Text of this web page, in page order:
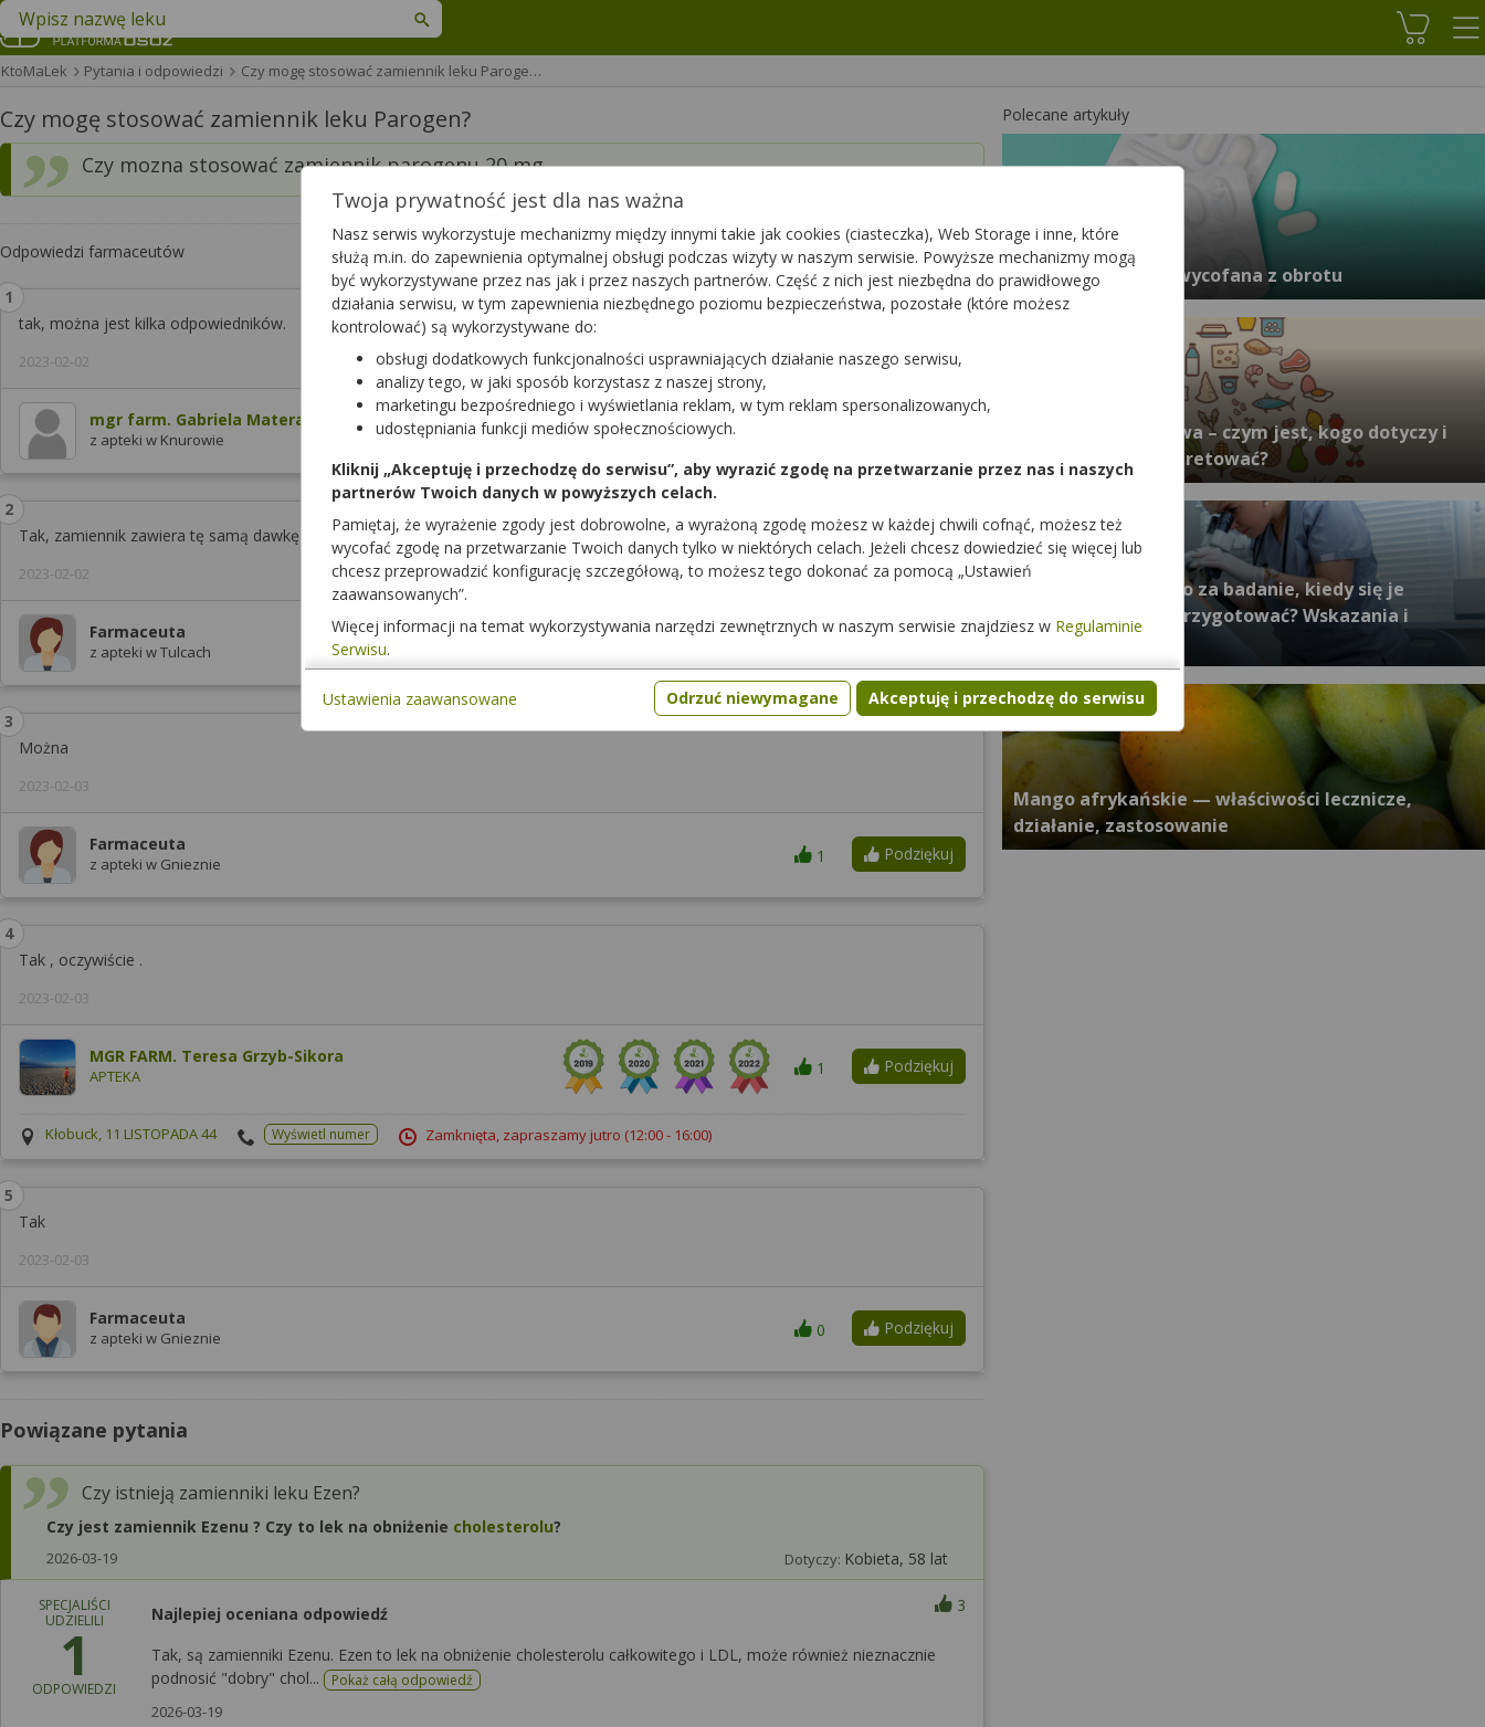
Koszyk
Znajdź lek w swojej okolicy
KtoMaLek Pytania i odpowiedzi Czy mogę stosować zamiennik leku Paroge…
Czy mogę stosować zamiennik leku Parogen?
Czy mozna stosować zamiennik parogenu 20 mg
Odpowiedzi farmaceutów
tak, można jest kilka odpowiedników.
2023-02-02
mgr farm. Gabriela Matera
z apteki w Knurowie
Tak, zamiennik zawiera tę samą dawkę leku, różni się głównie producentem i ceną.
2023-02-02
Farmaceuta
z apteki w Tulcach
Można
2023-02-03
Farmaceuta
z apteki w Gnieznie
Podziękuj
1
Tak , oczywiście .
2023-02-03
MGR FARM. Teresa Grzyb-Sikora
APTEKA
Kłobuck, 11 LISTOPADA 44 Wyświetl numer Zamknięta, zapraszamy jutro (12:00 - 16:00)
Podziękuj
1
Tak
2023-02-03
Farmaceuta
z apteki w Gnieznie
Podziękuj
0
Powiązane pytania
Czy istnieją zamienniki leku Ezen?
Czy jest zamiennik Ezenu ? Czy to lek na obniżenie cholesterolu?
2026-03-19 Dotyczy: Kobieta, 58 lat
SPECJALIŚCI
UDZIELILI
1
ODPOWIEDZI
Najlepiej oceniana odpowiedź 3
Tak, są zamienniki Ezenu. Ezen to lek na obniżenie cholesterolu całkowitego i LDL, może również nieznacznie
podnosić "dobry" chol...
Pokaż całą odpowiedź
2026-03-19
Polecane artykuły
Seria leku Rivaldo wycofana z obrotu
Piramida żywieniowa – czym jest, kogo dotyczy i
jak należy ją interpretować?
Kolposkopia — co to za badanie, kiedy się je
wykonuje, jak się przygotować? Wskazania i
przebieg badania
Mango afrykańskie — właściwości lecznicze,
działanie, zastosowanie
Twoja prywatność jest dla nas ważna
Nasz serwis wykorzystuje mechanizmy między innymi takie jak cookies (ciasteczka), Web Storage i inne, które
służą m.in. do zapewnienia optymalnej obsługi podczas wizyty w naszym serwisie. Powyższe mechanizmy mogą
być wykorzystywane przez nas jak i przez naszych partnerów. Część z nich jest niezbędna do prawidłowego
działania serwisu, w tym zapewnienia niezbędnego poziomu bezpieczeństwa, pozostałe (które możesz
kontrolować) są wykorzystywane do:
obsługi dodatkowych funkcjonalności usprawniających działanie naszego serwisu,
analizy tego, w jaki sposób korzystasz z naszej strony,
marketingu bezpośredniego i wyświetlania reklam, w tym reklam spersonalizowanych,
udostępniania funkcji mediów społecznościowych.
Kliknij „Akceptuję i przechodzę do serwisu”, aby wyrazić zgodę na przetwarzanie przez nas i naszych
partnerów Twoich danych w powyższych celach.
Pamiętaj, że wyrażenie zgody jest dobrowolne, a wyrażoną zgodę możesz w każdej chwili cofnąć, możesz też
wycofać zgodę na przetwarzanie Twoich danych tylko w niektórych celach. Jeżeli chcesz dowiedzieć się więcej lub
chcesz przeprowadzić konfigurację szczegółową, to możesz tego dokonać za pomocą „Ustawień
zaawansowanych”.
Więcej informacji na temat wykorzystywania narzędzi zewnętrznych w naszym serwisie znajdziesz w Regulaminie
Serwisu.
Odrzuć niewymagane Akceptuję i przechodzę do serwisu
Ustawienia zaawansowane